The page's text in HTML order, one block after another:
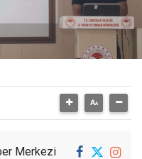
Merkezi